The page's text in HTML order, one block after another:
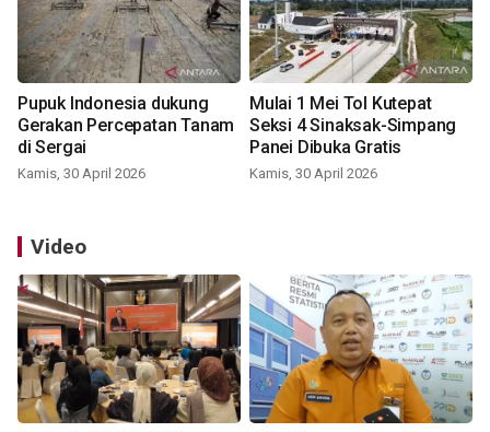
Pupuk Indonesia dukung
Gerakan Percepatan Tanam
di Sergai
Kamis, 30 April 2026
Mulai 1 Mei Tol Kutepat
Seksi 4 Sinaksak-Simpang
Panei Dibuka Gratis
Kamis, 30 April 2026
Video